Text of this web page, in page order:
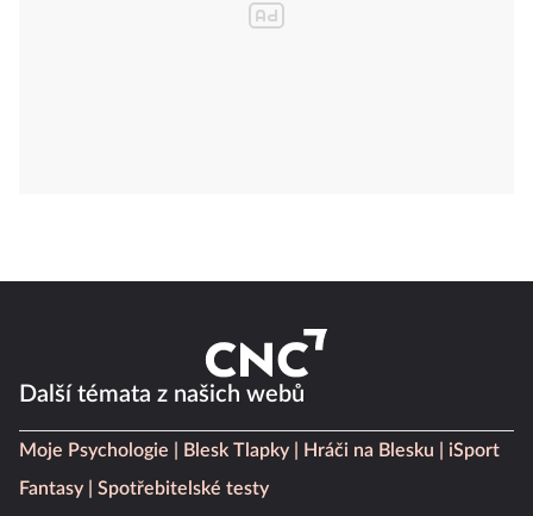
Další témata z našich webů
Moje Psychologie Blesk Tlapky Hráči na Blesku
iSport
Fantasy
Spotřebitelské testy